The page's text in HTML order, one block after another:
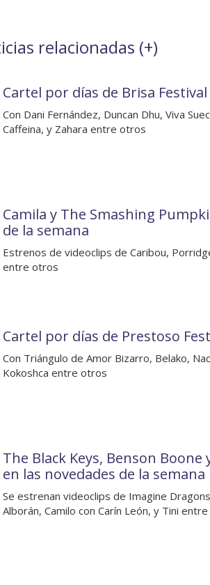
relacionadas (+)
Cartel por días de Brisa Festival
Con Dani Fernández, Duncan Dhu, Viva
Caffeina, y Zahara entre otros
Camila y The Smashing
de la semana
Estrenos de videoclips de Caribou,
entre otros
Cartel por días de Prestoso
Con Triángulo de Amor Bizarro, Belako,
Kokoshca entre otros
The Black Keys, Benson Boone
en las novedades de la semana
Se estrenan videoclips de Imagine
Alborán, Camilo con Carín León, y Tini